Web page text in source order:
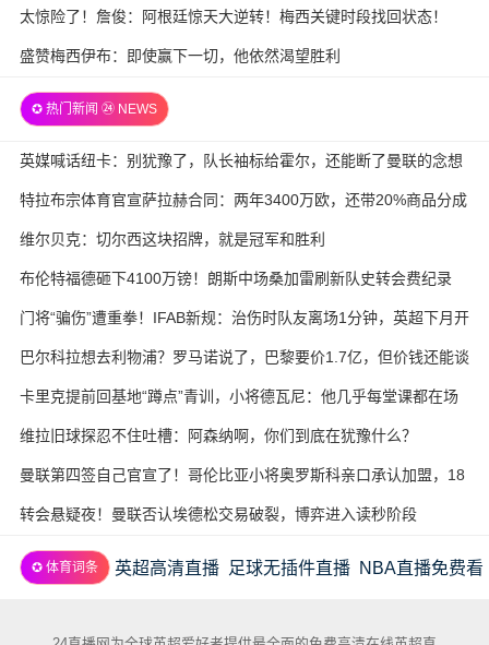
太惊险了！詹俊：阿根廷惊天大逆转！梅西关键时段找回状态！
盛赞梅西伊布：即使赢下一切，他依然渴望胜利
✪ 热门新闻 ㉔ NEWS
英媒喊话纽卡：别犹豫了，队长袖标给霍尔，还能断了曼联的念想
特拉布宗体育官宣萨拉赫合同：两年3400万欧，还带20%商品分成
维尔贝克：切尔西这块招牌，就是冠军和胜利
布伦特福德砸下4100万镑！朗斯中场桑加雷刷新队史转会费纪录
门将“骗伤”遭重拳！IFAB新规：治伤时队友离场1分钟，英超下月开
试
巴尔科拉想去利物浦？罗马诺说了，巴黎要价1.7亿，但价钱还能谈
卡里克提前回基地“蹲点”青训，小将德瓦尼：他几乎每堂课都在场
边
维拉旧球探忍不住吐槽：阿森纳啊，你们到底在犹豫什么？
曼联第四签自己官宣了！哥伦比亚小将奥罗斯科亲口承认加盟，18
岁生日当天完成转会
转会悬疑夜！曼联否认埃德松交易破裂，博弈进入读秒阶段
✪ 体育词条 英超高清直播 足球无插件直播 NBA直播免费看